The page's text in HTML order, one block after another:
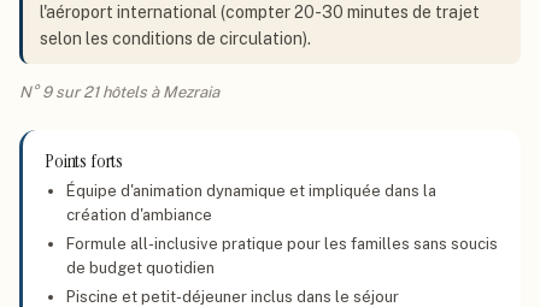
l'aéroport international (compter 20-30 minutes de trajet
selon les conditions de circulation).
N° 9 sur 21 hôtels à Mezraia
Points forts
Équipe d'animation dynamique et impliquée dans la
création d'ambiance
Formule all-inclusive pratique pour les familles sans soucis
de budget quotidien
Piscine et petit-déjeuner inclus dans le séjour